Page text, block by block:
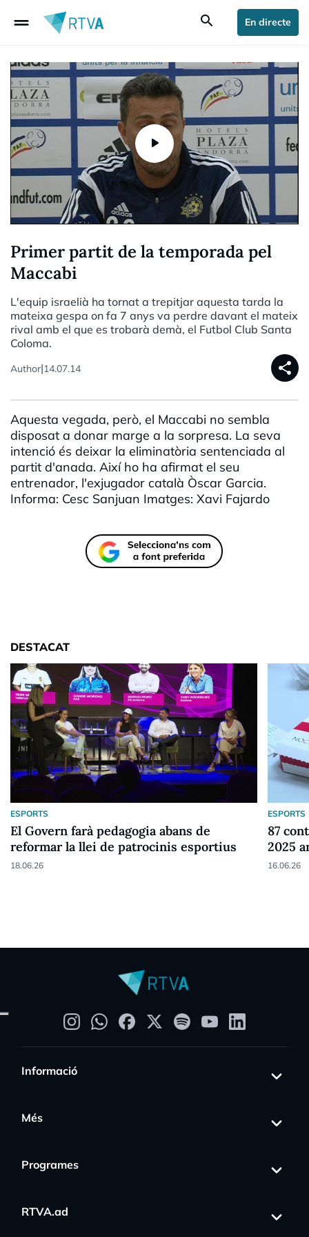
drag_handle search En directe
Primer partit de la temporada pel
Maccabi
L'equip israelià ha tornat a trepitjar aquesta tarda la
mateixa gespa on fa 7 anys va perdre davant el mateix
rival amb el que es trobarà demà, el Futbol Club Santa
Coloma.
Author|14.07.14 share
Aquesta vegada, però, el Maccabi no sembla
disposat a donar marge a la sorpresa. La seva
intenció és deixar la eliminatòria sentenciada al
partit d'anada. Així ho ha afirmat el seu
entrenador, l'exjugador català Òscar Garcia.
Informa: Cesc Sanjuan Imatges: Xavi Fajardo
DESTACAT
ESPORTS
El Govern farà pedagogia abans de
reformar la llei de patrocinis esportius
18.06.26
ESPORTS
87
2025
16.06.26
Informació
Més
Programes
RTVA.ad